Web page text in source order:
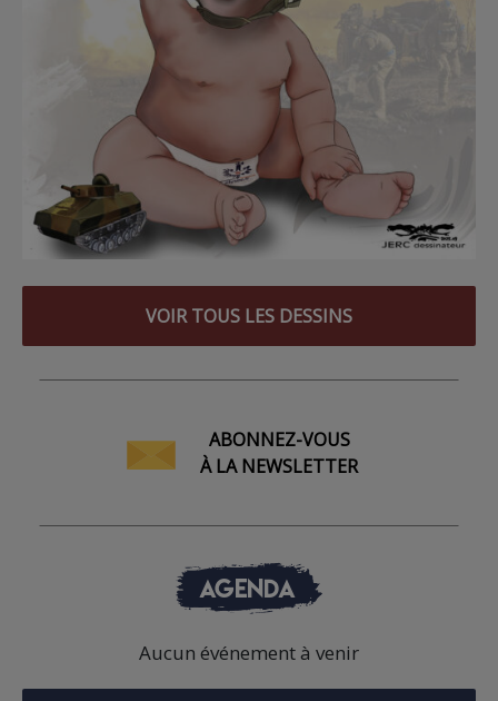
VOIR TOUS LES DESSINS
ABONNEZ-VOUS
À LA NEWSLETTER
AGENDA
Aucun événement à venir